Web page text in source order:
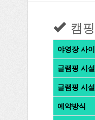
캠핑
야영장 사
글램핑 시
글램핑 시설
예약방식